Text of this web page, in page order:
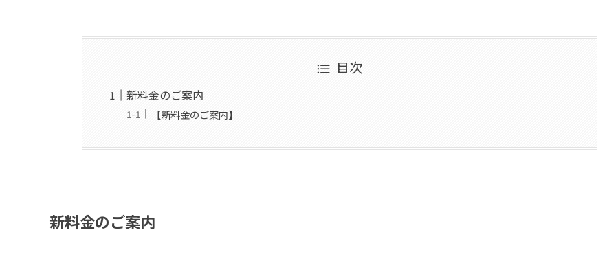
目次
新料金のご案内
【新料金のご案内】
新料金のご案内